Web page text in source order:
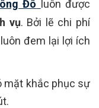
Đô luôn được
vụ. Bởi lẽ chi phí
đem lại lợi ích
mặt khắc phục sự